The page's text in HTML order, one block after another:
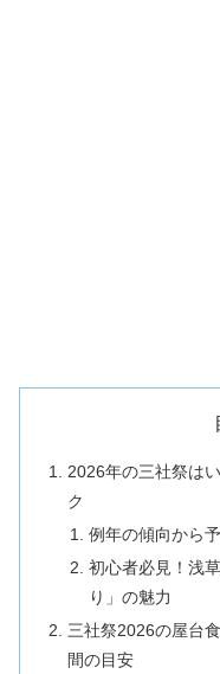
2026年の三社祭は
ク
例年の傾向から
初心者必見！浅
り」の魅力
三社祭2026の屋台
間の目安